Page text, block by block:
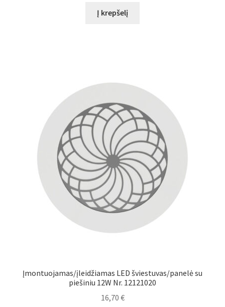
Į krepšelį
Įmontuojamas/įleidžiamas LED šviestuvas/panelė su
piešiniu 12W Nr. 12121020
16,70 €